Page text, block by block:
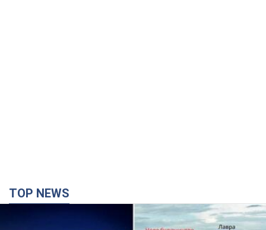
TOP NEWS